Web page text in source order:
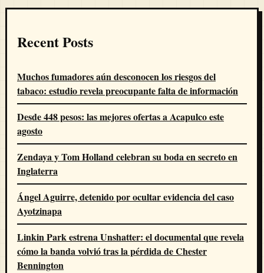
Recent Posts
Muchos fumadores aún desconocen los riesgos del
tabaco: estudio revela preocupante falta de información
Desde 448 pesos: las mejores ofertas a Acapulco este
agosto
Zendaya y Tom Holland celebran su boda en secreto en
Inglaterra
Ángel Aguirre, detenido por ocultar evidencia del caso
Ayotzinapa
Linkin Park estrena Unshatter: el documental que revela
cómo la banda volvió tras la pérdida de Chester
Bennington